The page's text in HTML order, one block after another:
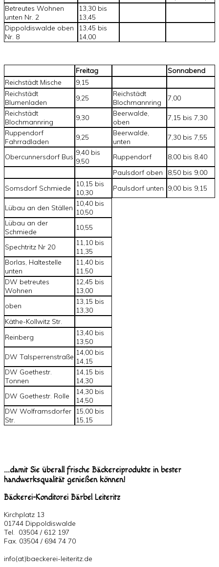
Betreutes Wohnen
unten Nr. 2
13,30 bis
13,45
Dippoldiswalde oben
Nr. 8
13,45 bis
14,00
Freitag
Sonnabend
Reichstädt Mische
9,15
Reichstädt
Blumenladen
9,25
Reichstädt
Blochmannring
7,00
Reichstädt
Blochmannring
9,30
Beerwalde,
oben
7,15 bis 7,30
Ruppendorf
Fahrradladen
9,25
Beerwalde,
unten
7,30 bis 7,55
Obercunnersdorf Bus 9,40 bis
9,50
Ruppendorf
8,00 bis 8,40
Paulsdorf oben
8,50 bis 9,00
Somsdorf Schmiede
10,15 bis
10,30
Paulsdorf unten 9,00 bis 9,15
Lübau an den Ställen 10,40 bis
10,50
Lübau an der
Schmiede
10,55
Spechtritz Nr 20
11,10 bis
11,35
Borlas, Haltestelle
unten
11,40 bis
11,50
DW betreutes
Wohnen
12,45 bis
13,00
oben
13,15 bis
13,30
Käthe-Kollwitz Str.
Reinberg
13,40 bis
13,50
DW Talsperrenstraße 14,00 bis
14,15
DW Goethestr.
Tonnen
14,15 bis
14,30
DW Goethestr. Rolle
14,30 bis
14,50
DW Wolframsdorfer
Str.
15,00 bis
15,15
...damit Sie überall frische Bäckereiprodukte in bester
handwerksqualität genießen können!
Bäckerei-Konditorei Bärbel Leiteritz
Kirchplatz 13
01744 Dippoldiswalde
Tel. 03504 / 612 197
Fax. 03504 / 694 74 70
info(at)baeckerei-leiteritz.de